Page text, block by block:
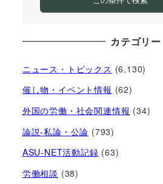
カテゴリー
ニュース・トピックス (6,130)
催し物・イベント情報 (62)
外国の労働・社会関連情報 (34)
論説-私論・公論 (793)
ASU-NET活動記録 (63)
労働相談 (38)